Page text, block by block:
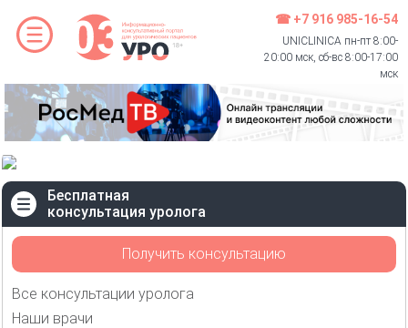
☎ +7 916 985-16-54
UNICLINICA пн-пт 8:00-
20:00 мск, сб-вс 8:00-17:00
мск
Бесплатная
консультация уролога
Получить консультацию
Все консультации уролога
Наши врачи